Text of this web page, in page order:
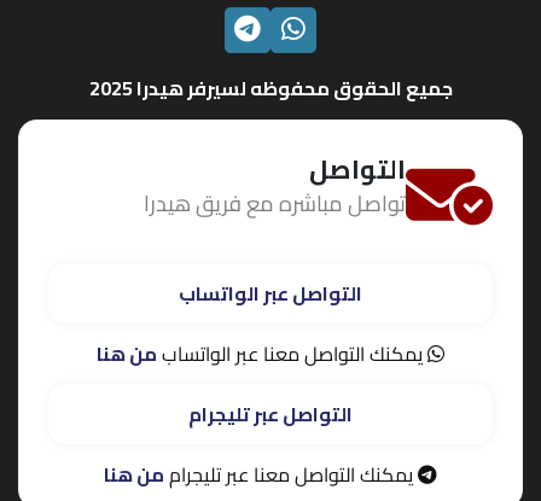
الواتسابتليجرام
جميع الحقوق محفوظه لسيرفر هيدرا 2025
التواصل
تواصل مباشره مع فريق هيدرا
التواصل عبر الواتساب
يمكنك التواصل معنا عبر الواتسابمن هنا
التواصل عبر تليجرام
يمكنك التواصل معنا عبر تليجراممن هنا